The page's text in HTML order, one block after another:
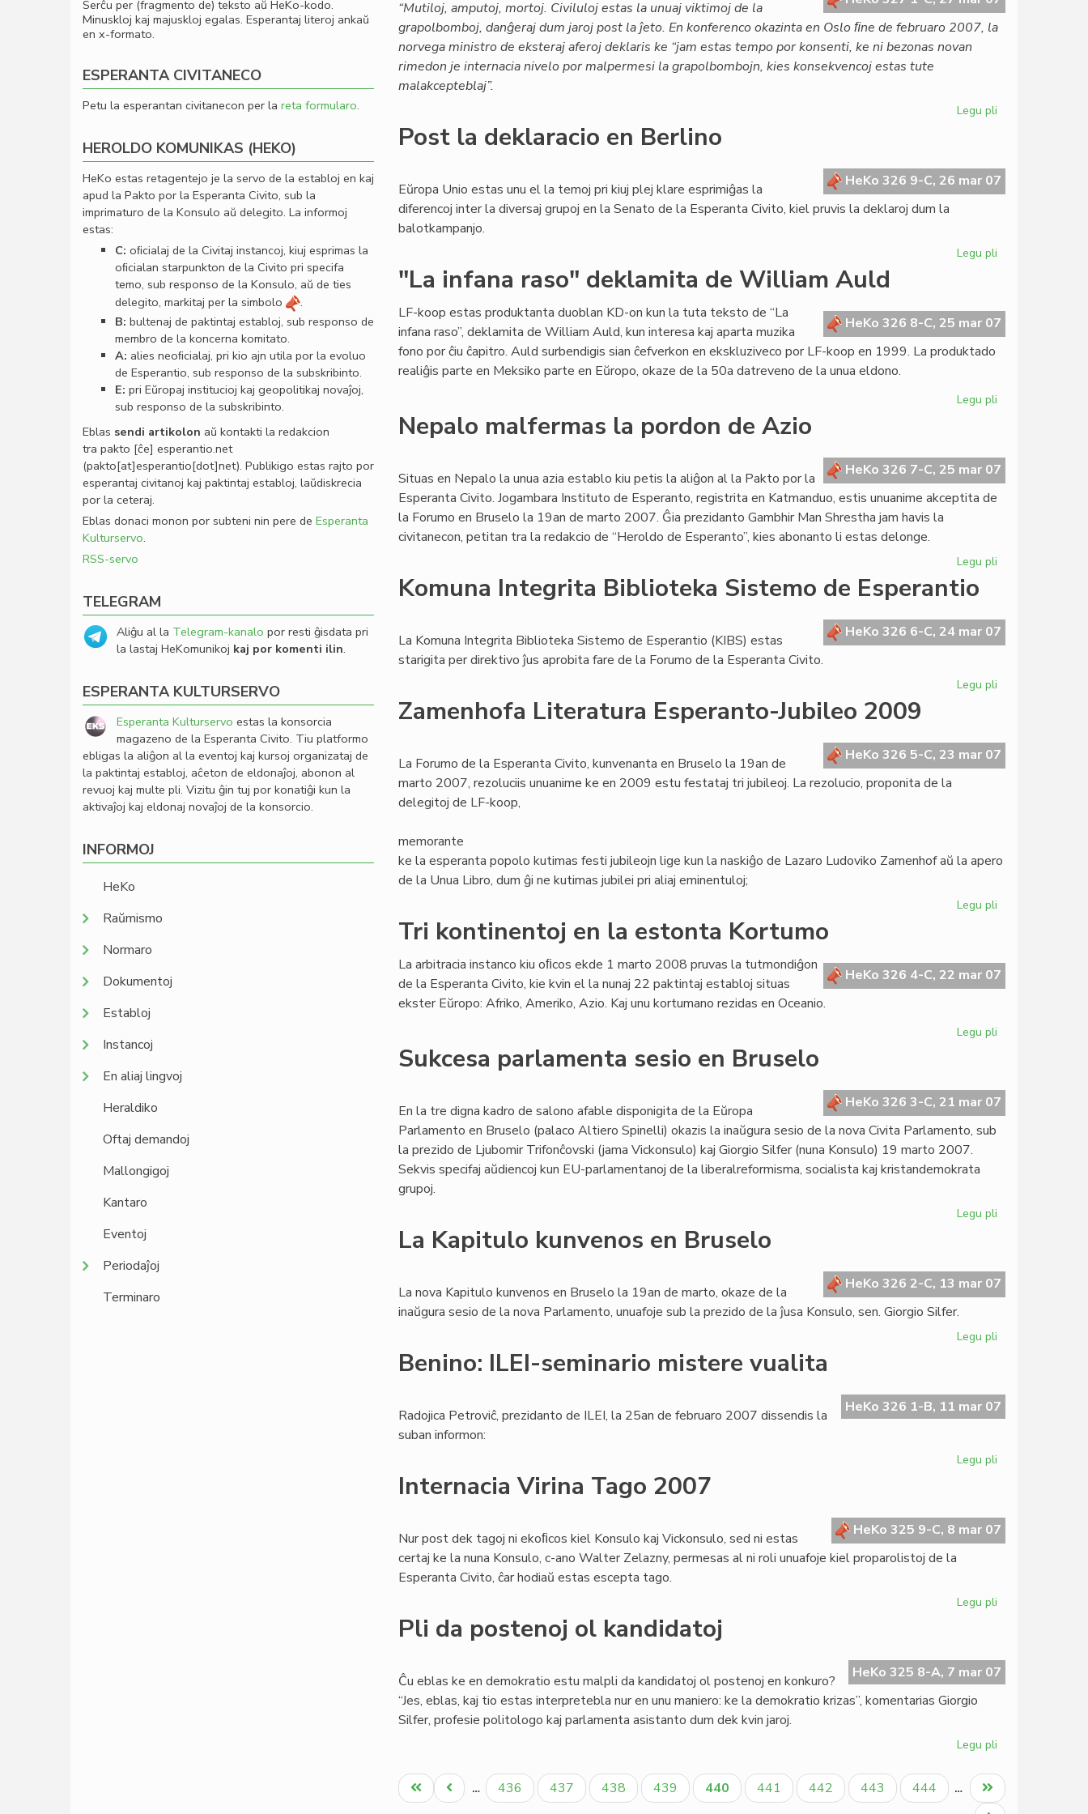
“Mutiloj, amputoj, mortoj. Civiluloj estas la unuaj viktimoj de la
grapolbomboj, danĝeraj dum jaroj post la ĵeto. En konferenco okazinta en Oslo ﬁne de februaro 2007, la
norvega ministro de eksteraj aferoj deklaris ke “jam estas tempo por konsenti, ke ni bezonas novan
rimedon je internacia nivelo por malpermesi la grapolbombojn, kies konsekvencoj estas tute
malakcepteblaj”.
Legu pli
pacifismaj
kampanjoj
Post la deklaracio en Berlino
HeKo 326 9-C, 26 mar 07
Eŭropa Unio estas unu el la temoj pri kiuj plej klare esprimiĝas la
diferencoj inter la diversaj grupoj en la Senato de la Esperanta Civito, kiel pruvis la deklaroj dum la
balotkampanjo.
Legu pli
en
Berlino
"La infana raso" deklamita de William Auld
HeKo 326 8-C, 25 mar 07
LF-koop estas produktanta duoblan KD-on kun la tuta teksto de “La
infana raso”, deklamita de William Auld, kun interesa kaj aparta muzika
fono por ĉiu ĉapitro. Auld surbendigis sian ĉefverkon en ekskluziveco por LF-koop en 1999. La produktado
realiĝis parte en Meksiko parte en Eŭropo, okaze de la 50a datreveno de la unua eldono.
Legu pli
deklamita
de
Nepalo malfermas la pordon de Azio
HeKo 326 7-C, 25 mar 07
Situas en Nepalo la unua azia establo kiu petis la aliĝon al la Pakto por la
Esperanta Civito. Jogambara Instituto de Esperanto, registrita en Katmanduo, estis unuanime akceptita de
la Forumo en Bruselo la 19an de marto 2007. Ĝia prezidanto Gambhir Man Shrestha jam havis la
civitanecon, petitan tra la redakcio de “Heroldo de Esperanto”, kies abonanto li estas delonge.
Legu pli
pordon
de
Komuna Integrita Biblioteka Sistemo de Esperantio
HeKo 326 6-C, 24 mar 07
La Komuna Integrita Biblioteka Sistemo de Esperantio (KIBS) estas
starigita per direktivo ĵus aprobita fare de la Forumo de la Esperanta Civito.
Legu pli
Sistemo
de
Zamenhofa Literatura Esperanto-Jubileo 2009
HeKo 326 5-C, 23 mar 07
La Forumo de la Esperanta Civito, kunvenanta en Bruselo la 19an de
marto 2007, rezoluciis unuanime ke en 2009 estu festataj tri jubileoj. La rezolucio, proponita de la
delegitoj de LF-koop,
memorante
ke la esperanta popolo kutimas festi jubileojn lige kun la naskiĝo de Lazaro Ludoviko Zamenhof aŭ la apero
de la Unua Libro, dum ĝi ne kutimas jubilei pri aliaj eminentuloj;
Legu pli
Jubileo
2009
Tri kontinentoj en la estonta Kortumo
HeKo 326 4-C, 22 mar 07
La arbitracia instanco kiu oﬁcos ekde 1 marto 2008 pruvas la tutmondiĝon
de la Esperanta Civito, kie kvin el la nunaj 22 paktintaj establoj situas
ekster Eŭropo: Afriko, Ameriko, Azio. Kaj unu kortumano rezidas en Oceanio.
Legu pli
la
estonta
Sukcesa parlamenta sesio en Bruselo
HeKo 326 3-C, 21 mar 07
En la tre digna kadro de salono afable disponigita de la Eŭropa
Parlamento en Bruselo (palaco Altiero Spinelli) okazis la inaŭgura sesio de la nova Civita Parlamento, sub
la prezido de Ljubomir Trifonĉovski (jama Vickonsulo) kaj Giorgio Silfer (nuna Konsulo) 19 marto 2007.
Sekvis specifaj aŭdiencoj kun EU-parlamentanoj de la liberalreformisma, socialista kaj kristandemokrata
grupoj.
Legu pli
en
Bruselo
La Kapitulo kunvenos en Bruselo
HeKo 326 2-C, 13 mar 07
La nova Kapitulo kunvenos en Bruselo la 19an de marto, okaze de la
inaŭgura sesio de la nova Parlamento, unuafoje sub la prezido de la ĵusa Konsulo, sen. Giorgio Silfer.
Legu pli
en
Bruselo
Benino: ILEI-seminario mistere vualita
HeKo 326 1-B, 11 mar 07
Radojica Petroviĉ, prezidanto de ILEI, la 25an de februaro 2007 dissendis la
suban informon:
Legu pli
mistere
vualita
Internacia Virina Tago 2007
HeKo 325 9-C, 8 mar 07
Nur post dek tagoj ni ekoﬁcos kiel Konsulo kaj Vickonsulo, sed ni estas
certaj ke la nuna Konsulo, c-ano Walter Zelazny, permesas al ni roli unuafoje kiel proparolistoj de la
Esperanta Civito, ĉar hodiaŭ estas escepta tago.
Legu pli
2007
Pli da postenoj ol kandidatoj
HeKo 325 8-A, 7 mar 07
Ĉu eblas ke en demokratio estu malpli da kandidatoj ol postenoj en konkuro?
“Jes, eblas, kaj tio estas interpretebla nur en unu maniero: ke la demokratio krizas”, komentarias Giorgio
Silfer, profesie politologo kaj parlamenta asistanto dum dek kvin jaroj.
Legu pli
da
postenoj
Pagination
Unua
paĝo
Antaŭa
paĝo
… Paĝo
436 Paĝo
437 Paĝo
438 Paĝo
439
Aktuala
paĝo
440 Paĝo
441 Paĝo
442 Paĝo
443 Paĝo
444 …
Last
page
Serĉu per (fragmento de) teksto aŭ HeKo-kodo.
Minuskloj kaj majuskloj egalas. Esperantaj literoj ankaŭ
en x-formato.
ESPERANTA CIVITANECO
Petu la esperantan civitanecon per la reta formularo.
HEROLDO KOMUNIKAS (HEKO)
HeKo estas retagentejo je la servo de la establoj en kaj
apud la Pakto por la Esperanta Civito, sub la
imprimaturo de la Konsulo aŭ delegito. La informoj
estas:
C: oﬁcialaj de la Civitaj instancoj, kiuj esprimas la
oﬁcialan starpunkton de la Civito pri specifa
temo, sub responso de la Konsulo, aŭ de ties
delegito, markitaj per la simbolo
.
B: bultenaj de paktintaj establoj, sub responso de
membro de la koncerna komitato.
A: alies neoﬁcialaj, pri kio ajn utila por la evoluo
de Esperantio, sub responso de la subskribinto.
E: pri Eŭropaj institucioj kaj geopolitikaj novaĵoj,
sub responso de la subskribinto.
Eblas sendi artikolon aŭ kontakti la redakcion
tra pakto [ĉe] esperantio.net
(pakto[at]esperantio[dot]net). Publikigo estas rajto por
esperantaj civitanoj kaj paktintaj establoj, laŭdiskrecia
por la ceteraj.
Eblas donaci monon por subteni nin pere de Esperanta
Kulturservo.
RSS-servo
TELEGRAM
Aliĝu al la Telegram-kanalo por resti ĝisdata pri
la lastaj HeKomunikoj kaj por komenti ilin.
ESPERANTA KULTURSERVO
Esperanta Kulturservo estas la konsorcia
magazeno de la Esperanta Civito. Tiu platformo
ebligas la aliĝon al la eventoj kaj kursoj organizataj de
la paktintaj establoj, aĉeton de eldonaĵoj, abonon al
revuoj kaj multe pli. Vizitu ĝin tuj por konatiĝi kun la
aktivaĵoj kaj eldonaj novaĵoj de la konsorcio.
INFORMOJ
HeKo
Raŭmismo
Normaro
Dokumentoj
Establoj
Instancoj
En aliaj lingvoj
Heraldiko
Oftaj demandoj
Mallongigoj
Kantaro
Eventoj
Periodaĵoj
Terminaro